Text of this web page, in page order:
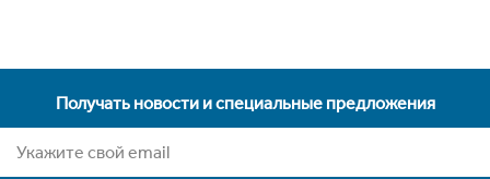
Получать новости и специальные предложения